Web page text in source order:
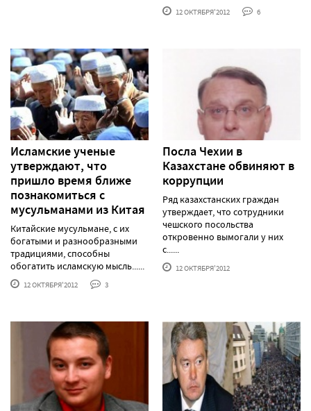
12 ОКТЯБРЯ'2012 6
Исламские ученые
утверждают, что
пришло время ближе
познакомиться с
мусульманами из Китая
Китайские мусульмане, с их
богатыми и разнообразными
традициями, способны
обогатить исламскую мысль......
12 ОКТЯБРЯ'2012 3
Посла Чехии в
Казахстане обвиняют в
коррупции
Ряд казахстанских граждан
утверждает, что сотрудники
чешского посольства
откровенно вымогали у них
с......
12 ОКТЯБРЯ'2012